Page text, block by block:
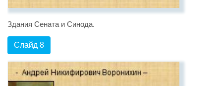
Здания Сената и Синода.
Слайд 8